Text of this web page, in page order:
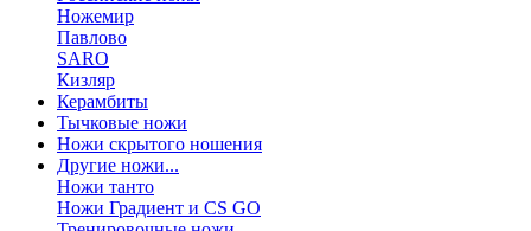
Ножемир
Павлово
SARO
Кизляр
Керамбиты
Тычковые ножи
Ножи скрытого ношения
Другие ножи...
Ножи танто
Ножи Градиент и CS GO